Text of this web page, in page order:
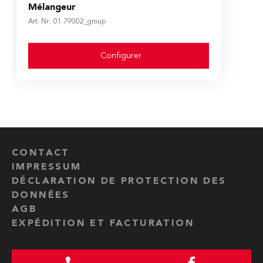
Mélangeur
Art. Nr.: 01.79002_group
The price depends on the options chosen on the
Configurer
CONTACT
IMPRESSUM
DÉCLARATION DE PROTECTION DES
DONNÉES
AGB
EXPÉDITION ET FACTURATION